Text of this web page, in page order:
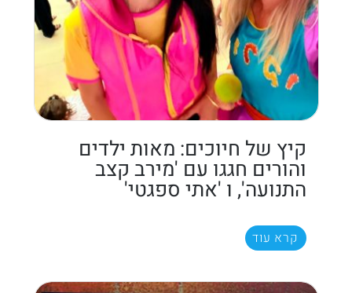
קיץ של חיוכים: מאות ילדים
והורים חגגו עם 'מירב קצב
התנועה', ו 'אתי ספגטי'
קרא עוד